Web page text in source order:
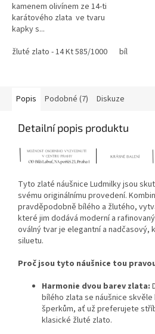
kamenem olivínem ze 14-ti
karátového zlata ve tvaru
kapky s...
žluté zlato - 14 Kt 585/1000
bílé zlato-
Popis Podobné (7) Diskuze
Detailní popis produktu
Tyto zlaté náušnice Ludmilky jsou
svému originálnímu provedení.
pravděpodobně bílého a žlutého,
které jim dodává moderní a
oválný tvar je elegantní a nadčasový,
siluetu.
Proč jsou tyto náušnice tou
Harmonie dvou barev zlata:
bílého zlata se náušnice
šperkům, ať už preferujete
klasické žluté zlato.